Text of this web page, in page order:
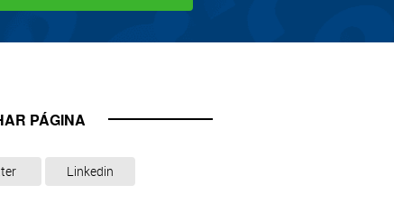
PÁGINA
Linkedin